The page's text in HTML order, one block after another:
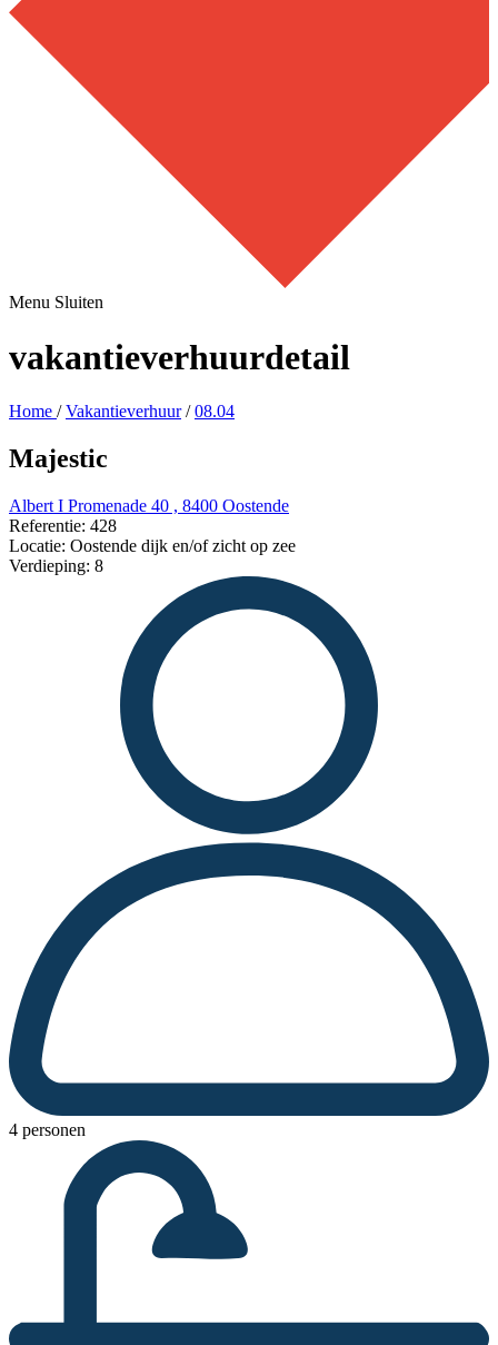
Menu Sluiten
vakantieverhuurdetail
Home /Vakantieverhuur/08.04
Majestic
Albert I Promenade 40 , 8400 Oostende
Referentie: 428
Locatie: Oostende dijk en/of zicht op zee
Verdieping: 8
4 personen